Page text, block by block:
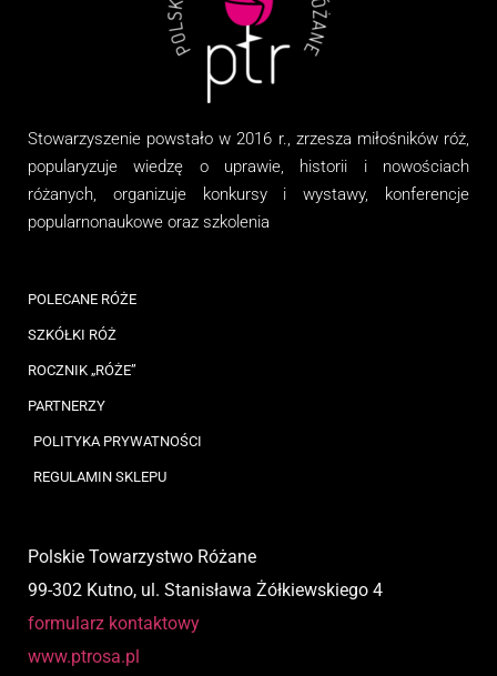
Stowarzyszenie powstało w 2016 r., zrzesza miłośników róż,
popularyzuje wiedzę o uprawie, historii i nowościach
różanych, organizujekonkursy i wystawy, konferencje
popularnonaukowe oraz szkolenia
POLECANE RÓŻE
SZKÓŁKI RÓŻ
ROCZNIK „RÓŻE”
PARTNERZY
POLITYKA PRYWATNOŚCI
REGULAMIN SKLEPU
Polskie Towarzystwo Różane
99-302 Kutno, ul. Stanisława Żółkiewskiego 4
formularz kontaktowy
www.ptrosa.pl